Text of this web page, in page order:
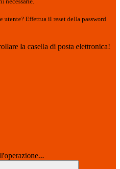
utente? Effettua il reset della password
la casella di posta elettronica!